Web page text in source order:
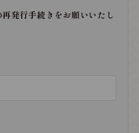
発行手続きをお願いいたし